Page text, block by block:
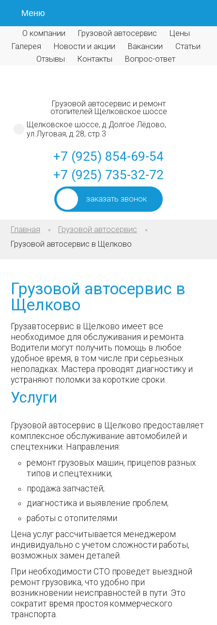
Меню
О компании Грузовой автосервис
Цены
Галерея
Новости и акции Вакансии
Статьи
Отзывы
Контакты Вопрос-ответ
Грузовой автосервис и ремонт
отопителей Щелковское шоссе
Щелковское шоссе, д.Долгое Лёдово,
ул.Луговая, д.28, стр.3
+7 (925) 854-69-54
+7 (925) 735-32-72
заказать звонок
Главная
Грузовой автосервис
Грузовой автосервис в Щелково
Грузовой автосервис в
Щелково
Грузавтосервис в Щелково имеет все
необходимое для обслуживания и ремонта.
Водители могут получить помощь в любое
удобное время, в том числе при серьезных
неполадках. Мастера проводят диагностику и
устраняют поломки за короткие сроки.
Услуги
Грузовой автосервис в Щелково предоставляет
комплексное обслуживание автомобилей и
спецтехники. Направления:
ремонт грузовых машин, прицепов разных
типов и спецтехники;
продажа запчастей;
диагностика и выявление проблем;
работы с отопителями.
Цена услуг рассчитывается менеджером
индивидуально с учетом сложности работы,
возможных замен деталей.
При необходимости СТО проведет выездной
ремонт грузовика, что удобно при
возникновении неисправностей в пути. Это
сократит время простоя коммерческого
транспорта.